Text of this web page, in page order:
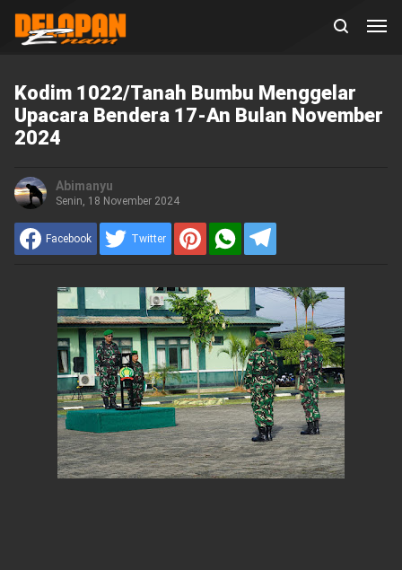
Kodim 1022/Tanah Bumbu Menggelar
Upacara Bendera 17-An Bulan November
2024
Abimanyu
Senin, 18 November 2024
Facebook Twitter